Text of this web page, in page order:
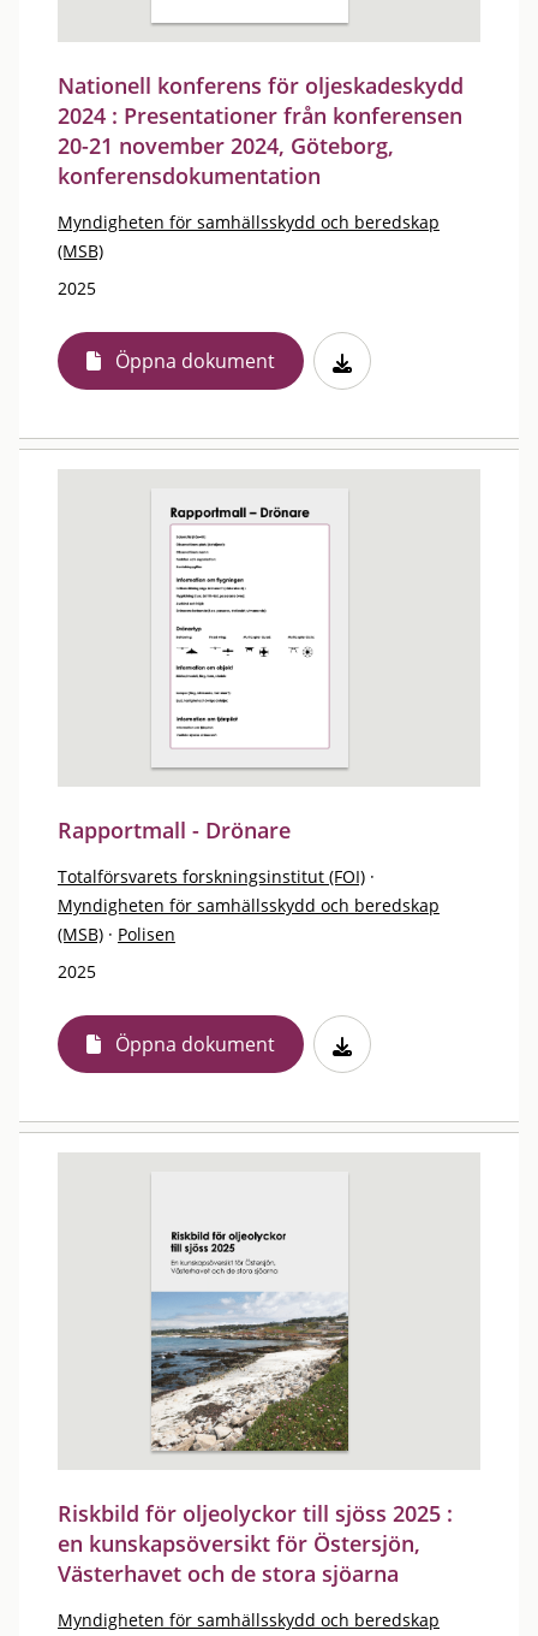
Nationell konferens för oljeskadeskydd
2024 : Presentationer från konferensen
20-21 november 2024, Göteborg,
konferensdokumentation
Myndigheten för samhällsskydd och beredskap
(MSB)
2025
Öppna dokument
Rapportmall - Drönare
Totalförsvarets forskningsinstitut (FOI) ·
Myndigheten för samhällsskydd och beredskap
(MSB) · Polisen
2025
Öppna dokument
Riskbild för oljeolyckor till sjöss 2025 :
en kunskapsöversikt för Östersjön,
Västerhavet och de stora sjöarna
Myndigheten för samhällsskydd och beredskap